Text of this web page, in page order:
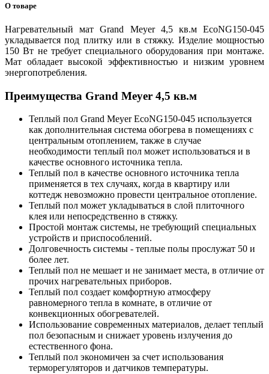
О товаре
Нагревательный мат Grand Meyer 4,5 кв.м EcoNG150-045
укладывается под плитку или в стяжку. Изделие мощностью
150 Вт не требует специального оборудования при монтаже.
Мат обладает высокой эффективностью и низким уровнем
энергопотребления.
Преимущества Grand Meyer 4,5 кв.м
Теплый пол Grand Meyer EcoNG150-045 используется
как дополнительная система обогрева в помещениях с
центральным отоплением, также в случае
необходимости теплый пол может использоваться и в
качестве основного источника тепла.
Теплый пол в качестве основного источника тепла
применяется в тех случаях, когда в квартиру или
коттедж невозможно провести центральное отопление.
Теплый пол может укладываться в слой плиточного
клея или непосредственно в стяжку.
Простой монтаж системы, не требующий специальных
устройств и приспособлений.
Долговечность системы - теплые полы прослужат 50 и
более лет.
Теплый пол не мешает и не занимает места, в отличие от
прочих нагревательных приборов.
Теплый пол создает комфортную атмосферу
равномерного тепла в комнате, в отличие от
конвекционных обогревателей.
Использование современных материалов, делает теплый
пол безопасным и снижает уровень излучения до
естественного фона.
Теплый пол экономичен за счет использования
терморегуляторов и датчиков температуры.